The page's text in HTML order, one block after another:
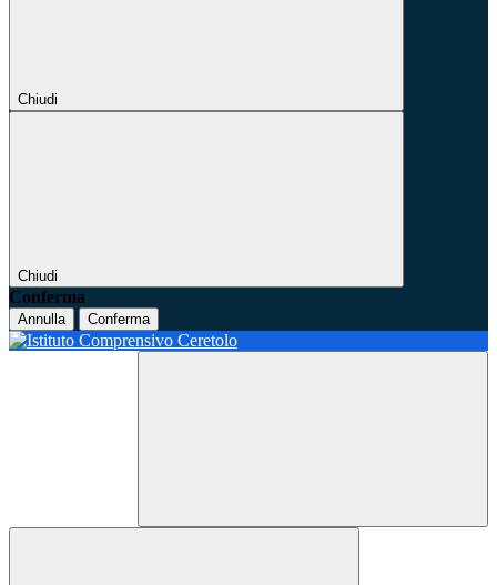
Chiudi
Chiudi
Conferma
Annulla Conferma